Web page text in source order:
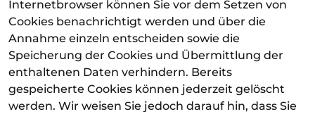
Internetbrowser können Sie vor dem Setzen von
Cookies benachrichtigt werden und über die
Annahme einzeln entscheiden sowie die
Speicherung der Cookies und Übermittlung der
enthaltenen Daten verhindern. Bereits
gespeicherte Cookies können jederzeit gelöscht
werden. Wir weisen Sie jedoch darauf hin, dass Sie